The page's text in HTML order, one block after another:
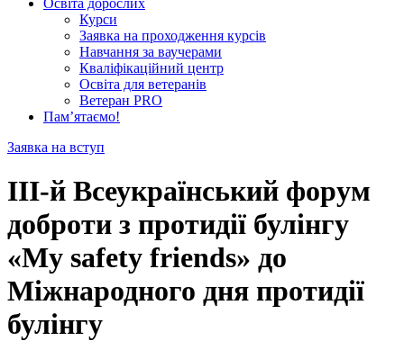
Освіта дорослих
Курси
Заявка на проходження курсів
Навчання за ваучерами
Кваліфікаційний центр
Освіта для ветеранів
Ветеран PRO
Пам’ятаємо!
Заявка на вступ
ІІІ-й Всеукраїнський форум
доброти з протидії булінгу
«My safety friends» до
Міжнародного дня протидії
булінгу